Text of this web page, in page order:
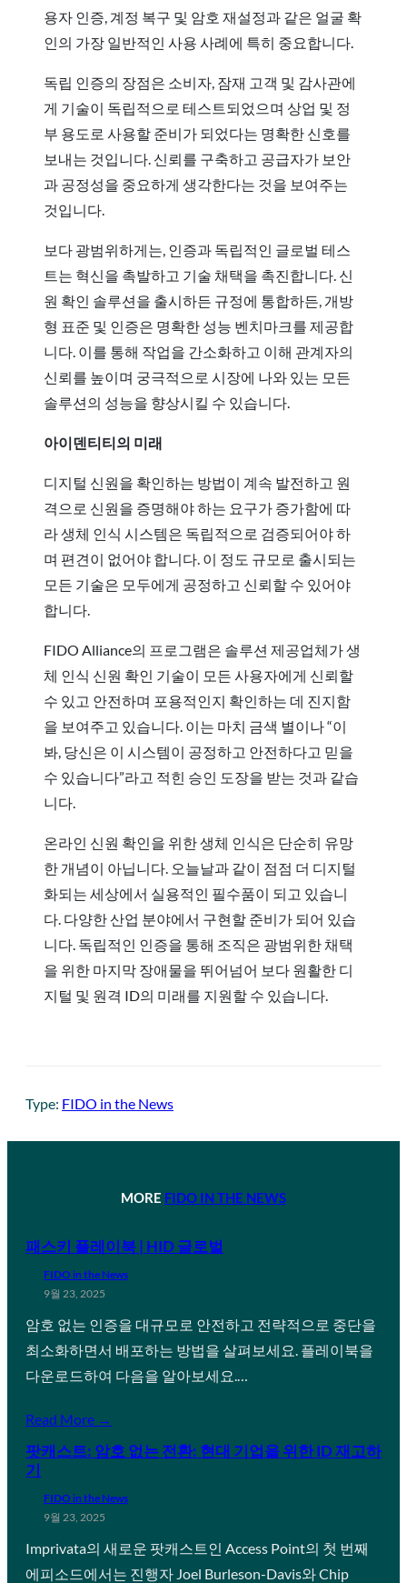
용자 인증, 계정 복구 및 암호 재설정과 같은 얼굴 확
인의 가장 일반적인 사용 사례에 특히 중요합니다.
독립 인증의 장점은 소비자, 잠재 고객 및 감사관에
게 기술이 독립적으로 테스트되었으며 상업 및 정
부 용도로 사용할 준비가 되었다는 명확한 신호를
보내는 것입니다. 신뢰를 구축하고 공급자가 보안
과 공정성을 중요하게 생각한다는 것을 보여주는
것입니다.
보다 광범위하게는, 인증과 독립적인 글로벌 테스
트는 혁신을 촉발하고 기술 채택을 촉진합니다. 신
원 확인 솔루션을 출시하든 규정에 통합하든, 개방
형 표준 및 인증은 명확한 성능 벤치마크를 제공합
니다. 이를 통해 작업을 간소화하고 이해 관계자의
신뢰를 높이며 궁극적으로 시장에 나와 있는 모든
솔루션의 성능을 향상시킬 수 있습니다.
아이덴티티의 미래
디지털 신원을 확인하는 방법이 계속 발전하고 원
격으로 신원을 증명해야 하는 요구가 증가함에 따
라 생체 인식 시스템은 독립적으로 검증되어야 하
며 편견이 없어야 합니다. 이 정도 규모로 출시되는
모든 기술은 모두에게 공정하고 신뢰할 수 있어야
합니다.
FIDO Alliance의 프로그램은 솔루션 제공업체가 생
체 인식 신원 확인 기술이 모든 사용자에게 신뢰할
수 있고 안전하며 포용적인지 확인하는 데 진지함
을 보여주고 있습니다. 이는 마치 금색 별이나 “이
봐, 당신은 이 시스템이 공정하고 안전하다고 믿을
수 있습니다”라고 적힌 승인 도장을 받는 것과 같습
니다.
온라인 신원 확인을 위한 생체 인식은 단순히 유망
한 개념이 아닙니다. 오늘날과 같이 점점 더 디지털
화되는 세상에서 실용적인 필수품이 되고 있습니
다. 다양한 산업 분야에서 구현할 준비가 되어 있습
니다. 독립적인 인증을 통해 조직은 광범위한 채택
을 위한 마지막 장애물을 뛰어넘어 보다 원활한 디
지털 및 원격 ID의 미래를 지원할 수 있습니다.
Type: FIDO in the News
MORE FIDO IN THE NEWS
패스키 플레이북 | HID 글로벌
FIDO in the News
9월 23, 2025
암호 없는 인증을 대규모로 안전하고 전략적으로 중단을
최소화하면서 배포하는 방법을 살펴보세요. 플레이북을
다운로드하여 다음을 알아보세요.…
Read More →
팟캐스트: 암호 없는 전환: 현대 기업을 위한 ID 재고하
기
FIDO in the News
9월 23, 2025
Imprivata의 새로운 팟캐스트인 Access Point의 첫 번째
에피소드에서는 진행자 Joel Burleson-Davis와 Chip